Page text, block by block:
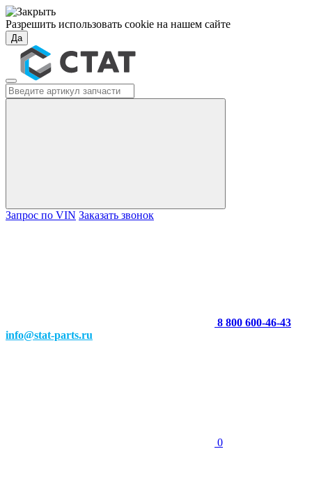
Разрешить использовать cookie на нашем сайте
Да
Запрос по VIN Заказать звонок
8 800 600-46-43
info@stat-parts.ru
0